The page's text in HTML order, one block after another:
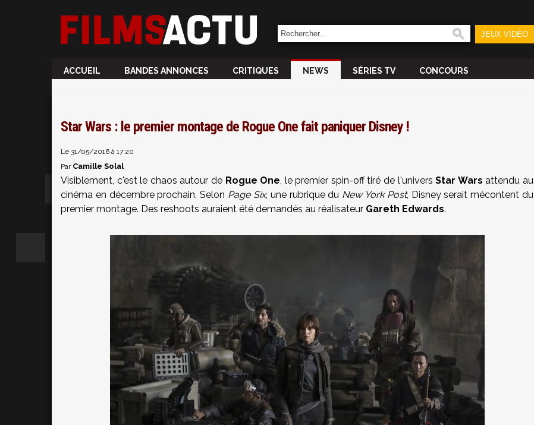
JEUX VIDÉO
ACCUEIL BANDES ANNONCES CRITIQUES NEWS SÉRIES TV CONCOURS
Star Wars : le premier montage de Rogue One fait paniquer Disney !
Le 31/05/2016 à 17:20
Par Camille Solal
Visiblement, c'est le chaos autour de Rogue One, le premier spin-off tiré de l'universStar Wars attendu au
cinéma en décembre prochain. Selon Page Six, une rubrique du New York Post, Disney serait mécontent du
premier montage. Des reshoots auraient été demandés au réalisateur Gareth Edwards.